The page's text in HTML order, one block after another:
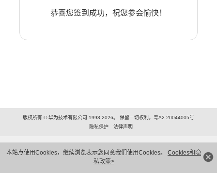
本站点使用Cookies，继续浏览表示您同意我们使用Cookies。 Cookies和隐
私政策>
恭喜您签到成功，祝您参会愉快！
版权所有 © 华为技术有限公司 1998-2026。 保留一切权利。粤A2-20044005号
隐私保护
法律声明